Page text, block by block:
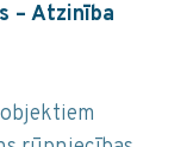
– Atzinība